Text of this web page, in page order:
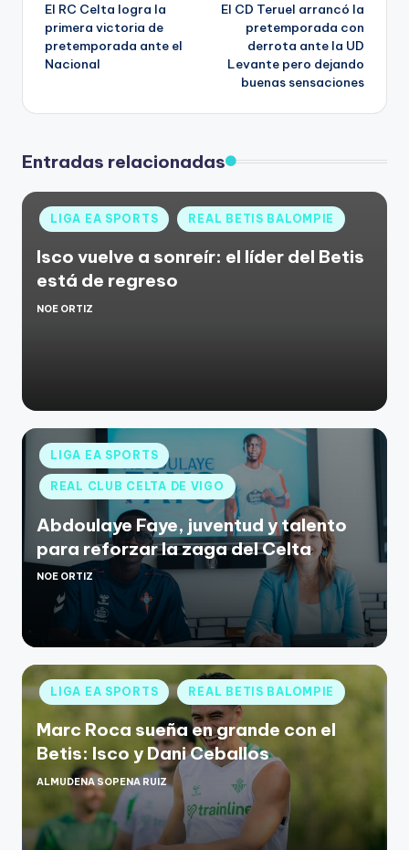
El RC Celta logra la
primera victoria de
pretemporada ante el
Nacional
El CD Teruel arrancó la
pretemporada con
derrota ante la UD
Levante pero dejando
buenas sensaciones
Entradas relacionadas
LIGA EA SPORTS REAL BETIS BALOMPIE
Isco vuelve a sonreír: el líder del Betis
está de regreso
NOE ORTIZ
LIGA EA SPORTS
REAL CLUB CELTA DE VIGO
Abdoulaye Faye, juventud y talento
para reforzar la zaga del Celta
NOE ORTIZ
LIGA EA SPORTS REAL BETIS BALOMPIE
Marc Roca sueña en grande con el
Betis: Isco y Dani Ceballos
ALMUDENA SOPENA RUIZ